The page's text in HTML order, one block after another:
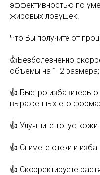
эффективностью по
жировых ловушек.
Что Вы получите от
👍Безболезненно
объемы на 1-2 размера;
👍 Быстро избавитесь
выраженных его
👍 Улучшите тонус кожи
👍 Снимете отеки и
👍 Скорректируете